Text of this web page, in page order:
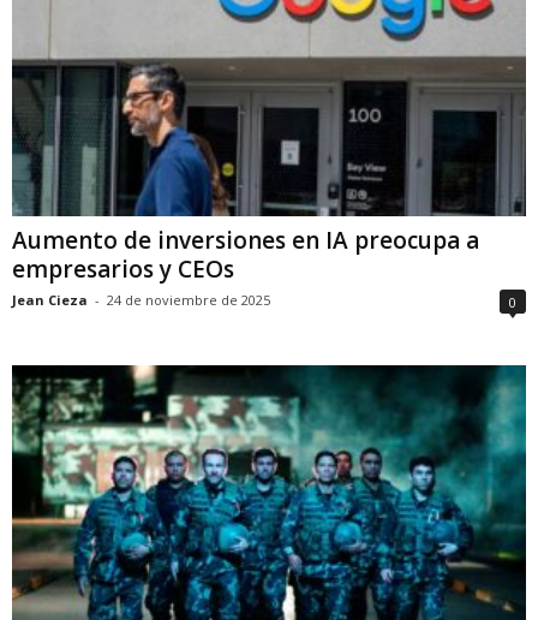
Aumento de inversiones en IA preocupa a
empresarios y CEOs
Jean Cieza - 24 de noviembre de 2025 0